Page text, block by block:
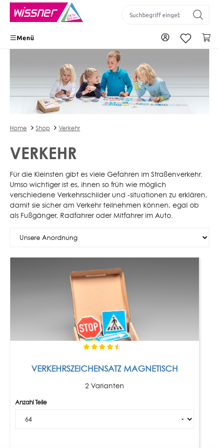
springen
Zu Ihrem Konto
Menü
Home Shop Verkehr
VERKEHR
Für die Kleinsten gibt es viele Gefahren im Straßenverkehr.
Umso wichtiger ist es, ihnen so früh wie möglich
verschiedene Verkehrsschilder und -situationen zu erklären,
damit sie sicher am Verkehr teilnehmen können, egal ob
als Fußgänger, Radfahrer oder Mitfahrer im Auto.
VERKEHRSZEICHENSATZ MAGNETISCH
2 Varianten
Anzahl Teile